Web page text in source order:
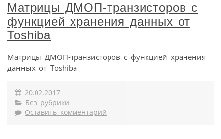
Матрицы ДМОП-транзисторов с
функцией хранения данных от
Toshiba
Матрицы ДМОП-транзисторов с функцией хранения
данных от Toshiba
20.02.2017
Без рубрики
Оставить комментарий